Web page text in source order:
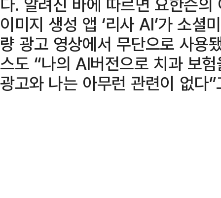
이미지 생성 앱 ‘리사 AI’가 소셜
량 광고 영상에서 무단으로 사용
스도 “나의 AI버전으로 치과 보
광고와 나는 아무런 관련이 없다